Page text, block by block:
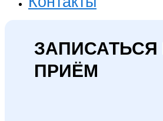
ЗАПИСАТЬСЯ
ПРИЁМ